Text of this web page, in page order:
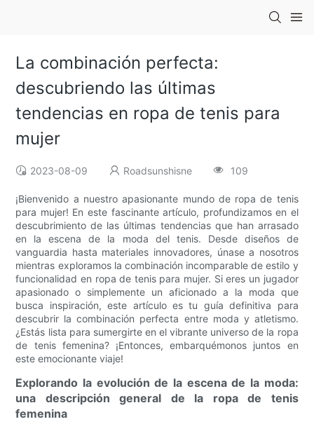
La combinación perfecta:
descubriendo las últimas
tendencias en ropa de tenis para
mujer
2023-08-09 Roadsunshisne 109
¡Bienvenido a nuestro apasionante mundo de ropa de tenis
para mujer! En este fascinante artículo, profundizamos en el
descubrimiento de las últimas tendencias que han arrasado
en la escena de la moda del tenis. Desde diseños de
vanguardia hasta materiales innovadores, únase a nosotros
mientras exploramos la combinación incomparable de estilo y
funcionalidad en ropa de tenis para mujer. Si eres un jugador
apasionado o simplemente un aficionado a la moda que
busca inspiración, este artículo es tu guía definitiva para
descubrir la combinación perfecta entre moda y atletismo.
¿Estás lista para sumergirte en el vibrante universo de la ropa
de tenis femenina? ¡Entonces, embarquémonos juntos en
este emocionante viaje!
Explorando la evolución de la escena de la moda:
una descripción general de la ropa de tenis
femenina